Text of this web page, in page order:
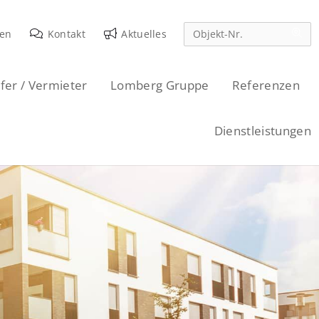
Kontakt Aktuelles
/ Vermieter Lomberg Gruppe Referenzen
Dienstleistungen